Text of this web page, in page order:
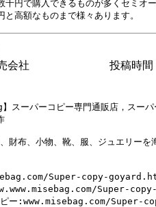
千円で購入できるものが多くセミオ
会社
投稿時間
スーパーコピー専門通販店，スーパ
財布、小物、靴、服、ジュエリーを
Super-copy-
Super-
コピー:www.misebag.com/